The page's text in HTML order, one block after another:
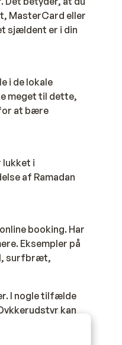
MasterCard eller
sjældent er i din
i de lokale
meget til dette,
at bære
lukket i
af Ramadan
booking. Har
Eksempler på
surfbræt,
I nogle tilfælde
kan
specialtransfer
du har angivet